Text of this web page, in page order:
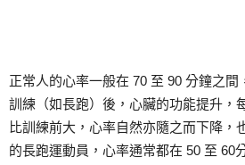
正常人的心率一般在 70 至 90 分鐘之
訓練（如長跑）後，心臟的功能提升，
比訓練前大，心率自然亦隨之而下降，
的長跑運動員，心率通常都在 50 至 60